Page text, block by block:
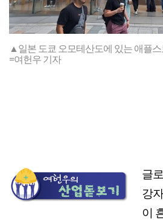
▲일본 도쿄 오모테산도에 있는 애플
=여헌우 기자
글
강
이